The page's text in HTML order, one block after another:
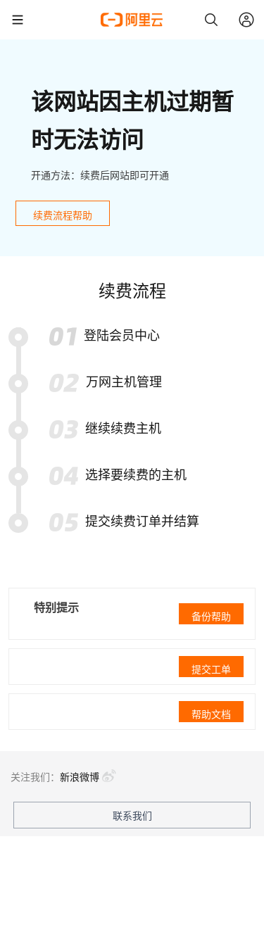
该网站因主机过期暂
时无法访问
开通方法：续费后网站即可开通
续费流程帮助
续费流程
登陆会员中心
万网主机管理
继续续费主机
选择要续费的主机
提交续费订单并结算
特别提示
备份帮助
提交工单
帮助文档